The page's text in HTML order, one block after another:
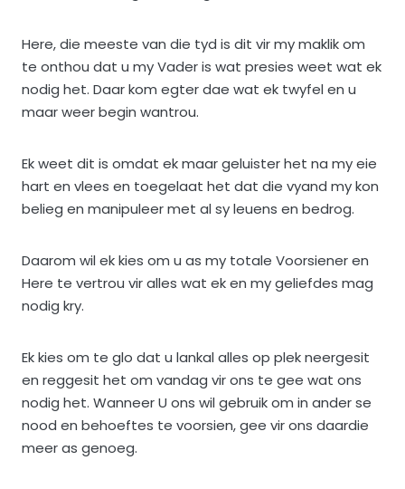
Here, die meeste van die tyd is dit vir my maklik om
te onthou dat u my Vader is wat presies weet wat ek
nodig het. Daar kom egter dae wat ek twyfel en u
maar weer begin wantrou.
Ek weet dit is omdat ek maar geluister het na my eie
hart en vlees en toegelaat het dat die vyand my kon
belieg en manipuleer met al sy leuens en bedrog.
Daarom wil ek kies om u as my totale Voorsiener en
Here te vertrou vir alles wat ek en my geliefdes mag
nodig kry.
Ek kies om te glo dat u lankal alles op plek neergesit
en reggesit het om vandag vir ons te gee wat ons
nodig het. Wanneer U ons wil gebruik om in ander se
nood en behoeftes te voorsien, gee vir ons daardie
meer as genoeg.